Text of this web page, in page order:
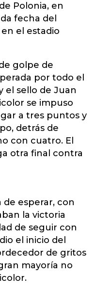
Polonia, en
fecha del
el estadio
golpe de
por todo el
el sello de Juan
se impuso
a tres puntos y
detrás de
con cuatro. El
otra final contra
de esperar, con
la victoria
de seguir con
el inicio del
de gritos
mayoría no